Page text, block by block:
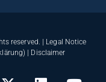
reserved. | Legal Notice
Disclaimer